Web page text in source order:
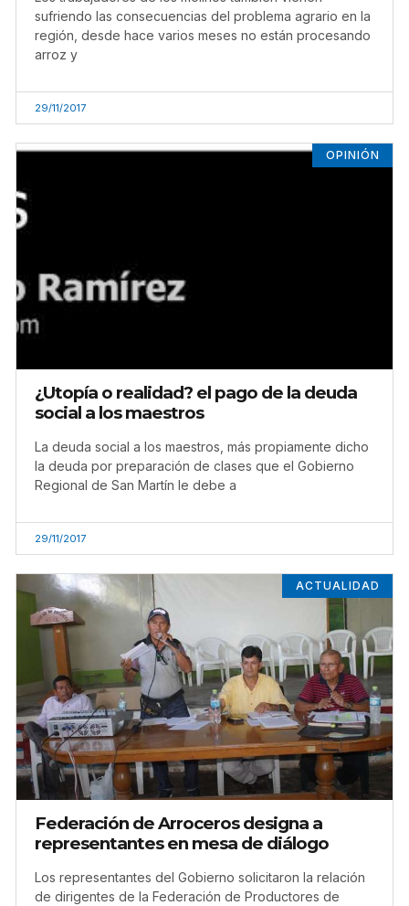
sufriendo las consecuencias del problema agrario en la
región, desde hace varios meses no están procesando
arroz y
29/11/2017
OPINIÓN
¿Utopía o realidad? el pago de la deuda
social a los maestros
La deuda social a los maestros, más propiamente dicho
la deuda por preparación de clases que el Gobierno
Regional de San Martín le debe a
29/11/2017
ACTUALIDAD
Federación de Arroceros designa a
representantes en mesa de diálogo
Los representantes del Gobierno solicitaron la relación
de dirigentes de la Federación de Productores de